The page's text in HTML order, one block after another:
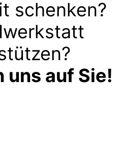
schenken?
uns auf Sie!